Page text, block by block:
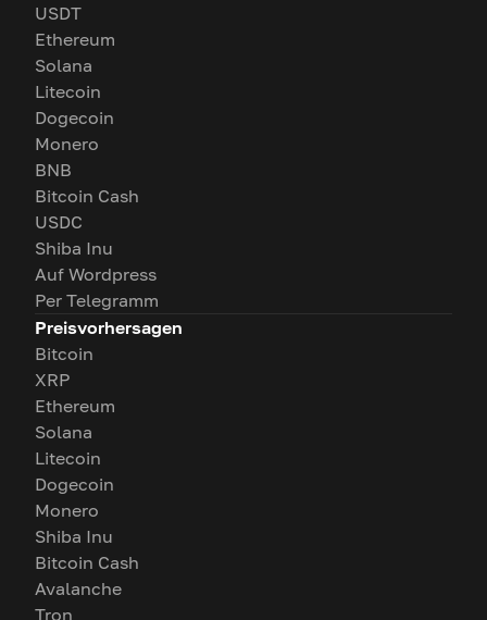
USDT
Ethereum
Solana
Litecoin
Dogecoin
Monero
BNB
Bitcoin Cash
USDC
Shiba Inu
Auf Wordpress
Per Telegramm
Preisvorhersagen
Bitcoin
XRP
Ethereum
Solana
Litecoin
Dogecoin
Monero
Shiba Inu
Bitcoin Cash
Avalanche
Tron